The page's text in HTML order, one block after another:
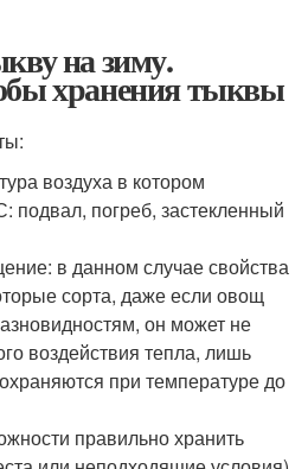
на зиму.
хранения тыквы
воздуха в котором
подвал, погреб, застекленный
в данном случае свойства
сорта, даже если овощ
он может не
воздействия тепла, лишь
при температуре до
правильно хранить